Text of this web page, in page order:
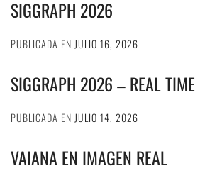
SIGGRAPH 2026
PUBLICADA EN JULIO 16, 2026
SIGGRAPH 2026 – REAL TIME
PUBLICADA EN JULIO 14, 2026
VAIANA EN IMAGEN REAL